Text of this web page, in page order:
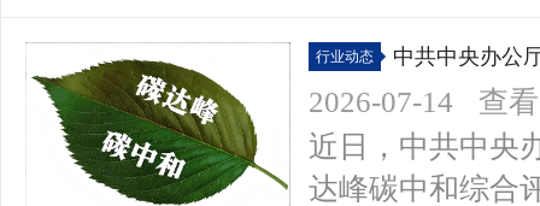
行业动态
中共中央办公
考核办法》
2026-07-14
查
近日，中共中央
达峰碳中和综合